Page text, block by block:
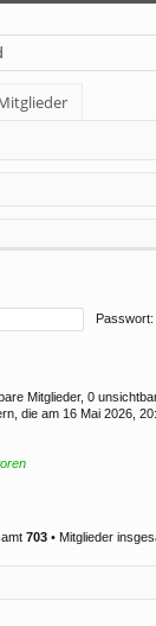
Passwort:
Mitglieder, 0
die am 16 Mai 2026,
703 • Mitglieder